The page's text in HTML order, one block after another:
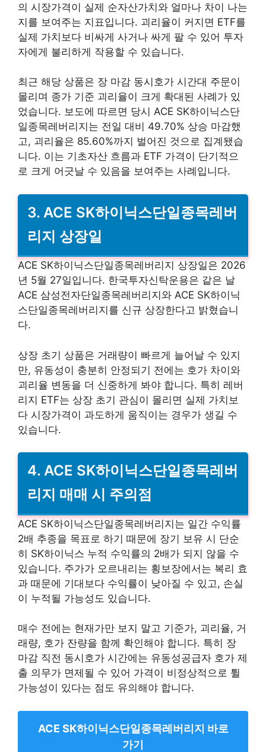
의 시장가격이 실제 순자산가치와 얼마나 차이 나는
지를 보여주는 지표입니다. 괴리율이 커지면 ETF를
실제 가치보다 비싸게 사거나 싸게 팔 수 있어 투자
자에게 불리하게 작용할 수 있습니다.
최근 해당 상품은 장 마감 동시호가 시간대 주문이
몰리며 종가 기준 괴리율이 크게 확대된 사례가 있
었습니다. 보도에 따르면 당시 ACE SK하이닉스단
일종목레버리지는 전일 대비 49.70% 상승 마감했
고, 괴리율은 85.60%까지 벌어진 것으로 집계됐습
니다. 이는 기초자산 흐름과 ETF 가격이 단기적으
로 크게 어긋날 수 있음을 보여주는 사례입니다.
3. ACE SK하이닉스단일종목레버
리지 상장일
ACE SK하이닉스단일종목레버리지 상장일은 2026
년 5월 27일입니다. 한국투자신탁운용은 같은 날
ACE 삼성전자단일종목레버리지와 ACE SK하이닉
스단일종목레버리지를 신규 상장한다고 밝혔습니
다.
상장 초기 상품은 거래량이 빠르게 늘어날 수 있지
만, 유동성이 충분히 안정되기 전에는 호가 차이와
괴리율 변동을 더 신중하게 봐야 합니다. 특히 레버
리지 ETF는 상장 초기 관심이 몰리면 실제 가치보
다 시장가격이 과도하게 움직이는 경우가 생길 수
있습니다.
4. ACE SK하이닉스단일종목레버
리지 매매 시 주의점
ACE SK하이닉스단일종목레버리지는 일간 수익률
2배 추종을 목표로 하기 때문에 장기 보유 시 단순
히 SK하이닉스 누적 수익률의 2배가 되지 않을 수
있습니다. 주가가 오르내리는 횡보장에서는 복리 효
과 때문에 기대보다 수익률이 낮아질 수 있고, 손실
이 누적될 가능성도 있습니다.
매수 전에는 현재가만 보지 말고 기준가, 괴리율, 거
래량, 호가 잔량을 함께 확인해야 합니다. 특히 장
마감 직전 동시호가 시간에는 유동성공급자 호가 제
출 의무가 면제될 수 있어 가격이 비정상적으로 튈
가능성이 있다는 점도 유의해야 합니다.
ACE SK하이닉스단일종목레버리지 바로
가기